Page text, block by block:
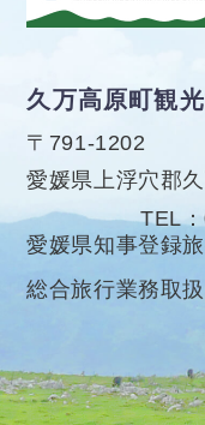
久万高原町観
〒791-1202
愛媛県上浮穴郡
TEL
愛媛県知事登録
総合旅行業務取